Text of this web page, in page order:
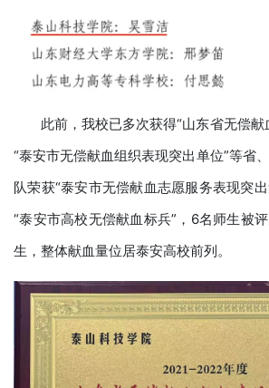
此前，我校已多次获得“山东省无偿
“泰安市无偿献血组织表现突出单位”等省
队荣获“泰安市无偿献血志愿服务表现突
“泰安市高校无偿献血标兵”，6名师生被
生，整体献血量位居泰安高校前列。